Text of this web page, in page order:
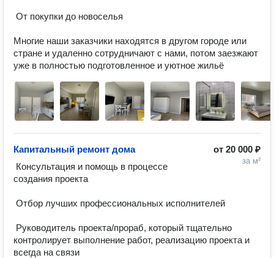
Многие наши заказчики находятся в другом городе или
стране и удаленно сотрудничают с нами, потом заезжают
уже в полностью подготовленное и уютное жильё
от 20 000 ₽
за м²
Капитальный ремонт дома
создания проекта
контролирует выполнение работ, реализацию проекта и
всегда на связи